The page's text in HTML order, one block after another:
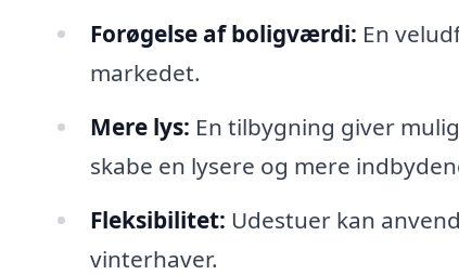
Forøgelse af boligværdi: En
markedet.
Mere lys: En tilbygning giver
skabe en lysere og mere
Fleksibilitet: Udestuer kan
vinterhaver.